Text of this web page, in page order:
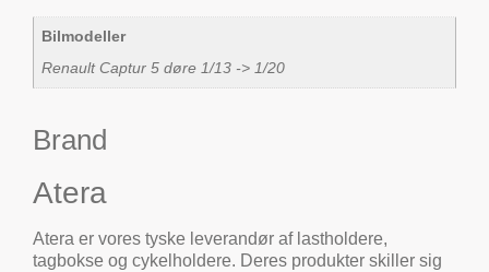
Bilmodeller
Renault Captur 5 døre 1/13 -> 1/20
Brand
Atera
Atera er vores tyske leverandør af lastholdere,
tagbokse og cykelholdere. Deres produkter skiller sig